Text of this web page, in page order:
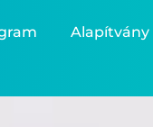
Alapítvány